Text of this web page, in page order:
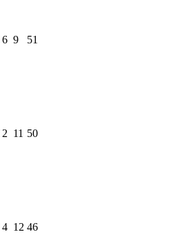
6 9 51
2 11 50
4 12 46